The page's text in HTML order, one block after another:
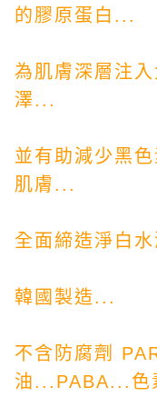
的膠原蛋白...
為肌膚深層注
澤...
並有助減少黑
肌膚...
全面締造淨白
韓國製造...
不含防腐劑
油...PABA...色